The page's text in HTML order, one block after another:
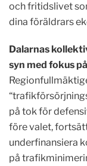
och fritidslivet
dina föräldrars
Dalarnas
syn med fokus
på tok för
före valet,
underfinansiera
på